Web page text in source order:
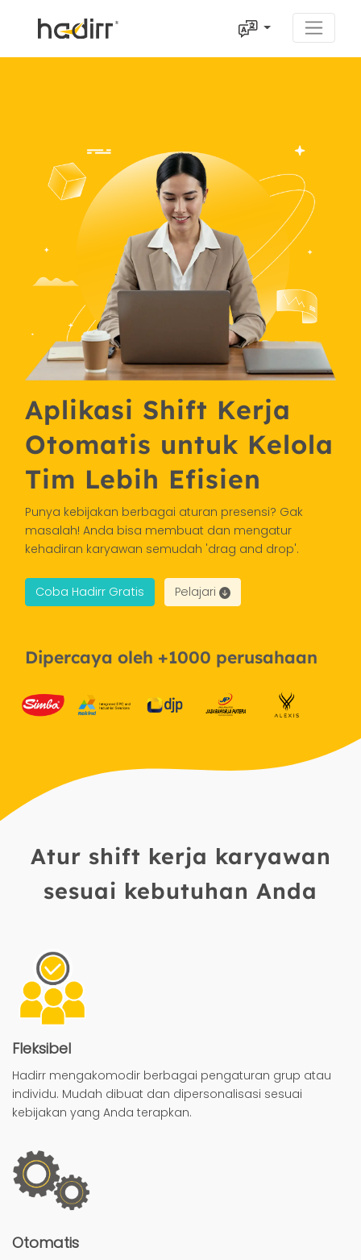
Aplikasi Shift Kerja
Otomatis untuk Kelola
Tim Lebih Efisien
Punya kebijakan berbagai aturan presensi? Gak
masalah! Anda bisa membuat dan mengatur
kehadiran karyawan semudah 'drag and drop'.
Coba Hadirr Gratis Pelajari
Dipercaya oleh +1000 perusahaan
Atur shift kerja karyawan
sesuai kebutuhan Anda
Fleksibel
Hadirr mengakomodir berbagai pengaturan grup atau
individu. Mudah dibuat dan dipersonalisasi sesuai
kebijakan yang Anda terapkan.
Otomatis